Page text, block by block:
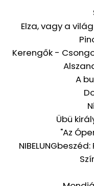
Elza, vagy a
Kerengők -
A
Übü
"Az